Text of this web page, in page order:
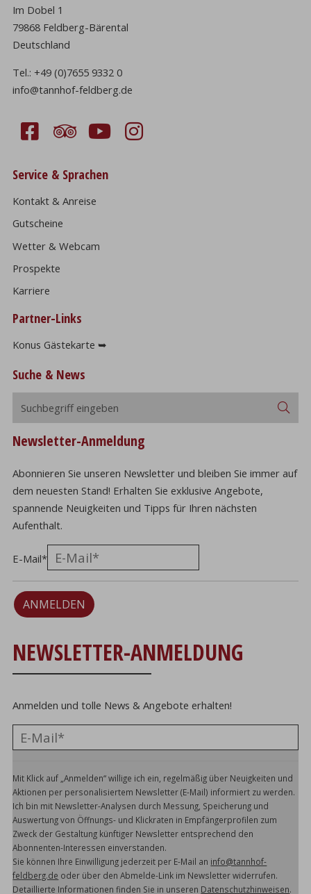
Im Dobel 1
79868 Feldberg-Bärental
Deutschland
Tel.:+49 (0)7655 9332 0
info@tannhof-feldberg.de
Service & Sprachen
Kontakt & Anreise
Gutscheine
Wetter & Webcam
Prospekte
Karriere
Partner-Links
Konus Gästekarte ➥
Suche & News
Newsletter-Anmeldung
Abonnieren Sie unseren Newsletter und bleiben Sie immer auf
dem neuesten Stand! Erhalten Sie exklusive Angebote,
spannende Neuigkeiten und Tipps für Ihren nächsten
Aufenthalt.
E-Mail*
ANMELDEN
NEWSLETTER-ANMELDUNG
Anmelden und tolle News & Angebote erhalten!
Mit Klick auf „Anmelden“ willige ich ein, regelmäßig über Neuigkeiten und
Aktionen per personalisiertem Newsletter (E-Mail) informiert zu werden.
Ich bin mit Newsletter-Analysen durch Messung, Speicherung und
Auswertung von Öffnungs- und Klickraten in Empfängerprofilen zum
Zweck der Gestaltung künftiger Newsletter entsprechend den
Abonnenten-Interessen einverstanden.
Sie können Ihre Einwilligung jederzeit per E-Mail an info@tannhof-
feldberg.de oder über den Abmelde-Link im Newsletter widerrufen.
Detaillierte Informationen finden Sie in unseren Datenschutzhinweisen.